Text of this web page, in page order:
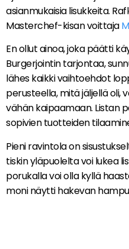
asianmukaisia lisukkeita.
Masterchef-kisan voittaja
En ollut ainoa, joka päätti
Burgerjointin tarjontaa,
lähes kaikki vaihtoehdot
perusteella, mitä jäljellä oli,
vähän kaipaamaan. Listan
sopivien tuotteiden
Pieni ravintola on
tiskin yläpuolelta voi lukea
porukalla voi olla kyllä
moni näytti hakevan